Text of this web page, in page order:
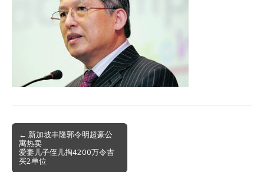
Post
navigation
← 新加坡丰隆郭令明超豪公
寓热卖
爱妻儿子侄儿掏4200万令吉
买2单位